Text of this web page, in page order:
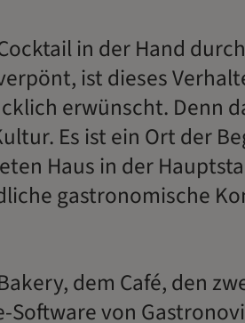
in der Hand
ist dieses
erwünscht. Denn
Es ist ein Ort der
Haus in der
gastronomische
dem Café, den
Software von